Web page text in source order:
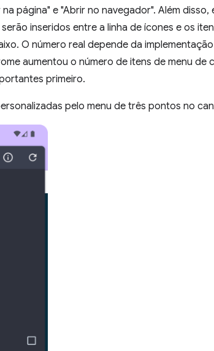
página" e "Abrir no navegador". Além
inseridos entre a linha de ícones e os
O número real depende da
aumentou o número de itens de menu de
primeiro.
pelo menu de três pontos no